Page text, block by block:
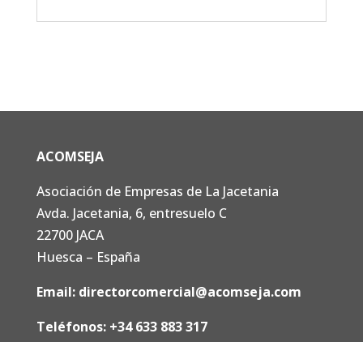
ACOMSEJA
Asociación de Empresas de La Jacetania
Avda. Jacetania, 6, entresuelo C
22700 JACA
Huesca – España
Email: directorcomercial@acomseja.com
Teléfonos: +34 633 883 317